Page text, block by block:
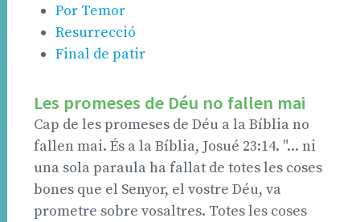
Por Temor
Resurrecció
Final de patir
Les promeses de Déu no fallen mai
Cap de les promeses de Déu a la Bíblia no
fallen mai. És a la Bíblia, Josué 23:14. "... ni
una sola paraula ha fallat de totes les coses
bones que el Senyor, el vostre Déu, va
prometre sobre vosaltres. Totes les coses